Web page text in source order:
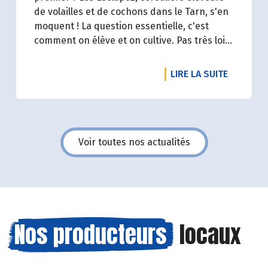
de volailles et de cochons dans le Tarn, s'en
moquent ! La question essentielle, c'est
comment on élève et on cultive. Pas très loin,
Gorge, on est en phase. Comme dans les 19
magasins Biocoop du Grand Toulouse. Ceux-
là et d'autres producteurs jouent collectif
agriculture bio paysanne sur leur territoire.
Nous y étions à la fin de l'hiver. Suivez-nous.
Pascale Solana.
LIRE LA SUITEDE
Voir toutes nos actualités
Nos producteurs locaux